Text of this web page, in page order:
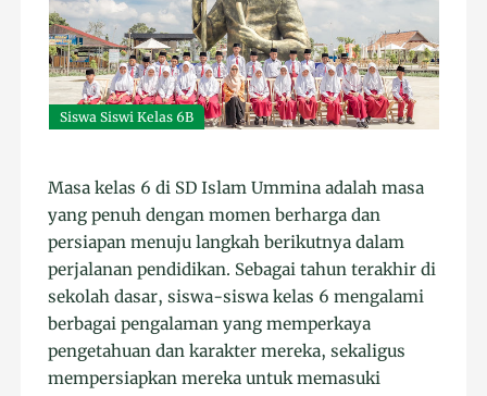
Siswa Siswi Kelas 6B
Masa kelas 6 di SD Islam Ummina adalah masa
yang penuh dengan momen berharga dan
persiapan menuju langkah berikutnya dalam
perjalanan pendidikan. Sebagai tahun terakhir di
sekolah dasar, siswa-siswa kelas 6 mengalami
berbagai pengalaman yang memperkaya
pengetahuan dan karakter mereka, sekaligus
mempersiapkan mereka untuk memasuki